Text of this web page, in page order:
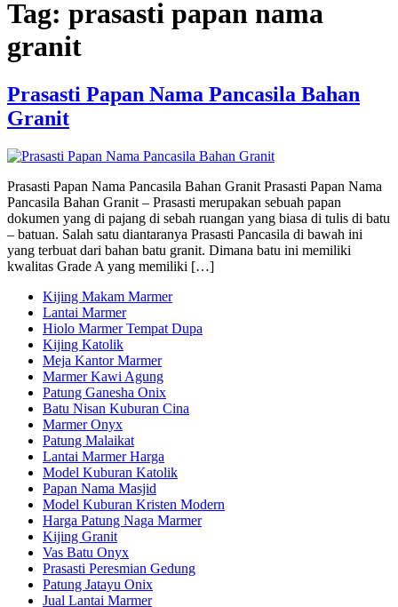
Tag: prasasti papan nama
granit
Prasasti Papan Nama Pancasila Bahan
Granit
Prasasti Papan Nama Pancasila Bahan Granit Prasasti Papan Nama
Pancasila Bahan Granit – Prasasti merupakan sebuah papan
dokumen yang di pajang di sebah ruangan yang biasa di tulis di batu
– batuan. Salah satu diantaranya Prasasti Pancasila di bawah ini
yang terbuat dari bahan batu granit. Dimana batu ini memiliki
kwalitas Grade A yang memiliki […]
Kijing Makam Marmer
Lantai Marmer
Hiolo Marmer Tempat Dupa
Kijing Katolik
Meja Kantor Marmer
Marmer Kawi Agung
Patung Ganesha Onix
Batu Nisan Kuburan Cina
Marmer Onyx
Patung Malaikat
Lantai Marmer Harga
Model Kuburan Katolik
Papan Nama Masjid
Model Kuburan Kristen Modern
Harga Patung Naga Marmer
Kijing Granit
Vas Batu Onyx
Prasasti Peresmian Gedung
Patung Jatayu Onix
Jual Lantai Marmer